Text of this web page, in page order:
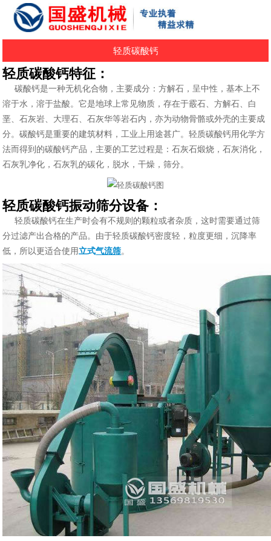
轻质碳酸钙
轻质碳酸钙特征：
碳酸钙是一种无机化合物，主要成分：方解石，呈中性，基本上不
溶于水，溶于盐酸。它是地球上常见物质，存在于霰石、方解石、白
垩、石灰岩、大理石、石灰华等岩石内，亦为动物骨骼或外壳的主要成
分。碳酸钙是重要的建筑材料，工业上用途甚广。轻质碳酸钙用化学方
法而得到的碳酸钙产品，主要的工艺过程是：石灰石煅烧，石灰消化，
石灰乳净化，石灰乳的碳化，脱水，干燥，筛分。
轻质碳酸钙振动筛分设备：
轻质碳酸钙在生产时会有不规则的颗粒或者杂质，这时需要通过筛
分过滤产出合格的产品。由于轻质碳酸钙密度轻，粒度更细，沉降率
低，所以更适合使用立式气流筛。